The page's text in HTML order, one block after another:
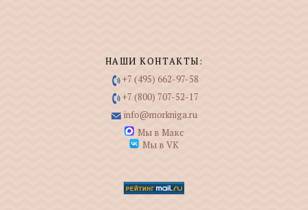
НАШИ КОНТАКТЫ:
+7 (495) 662-97-58
+7 (800) 707-52-17
info@morkniga.ru
Мы в Макс
Мы в VK